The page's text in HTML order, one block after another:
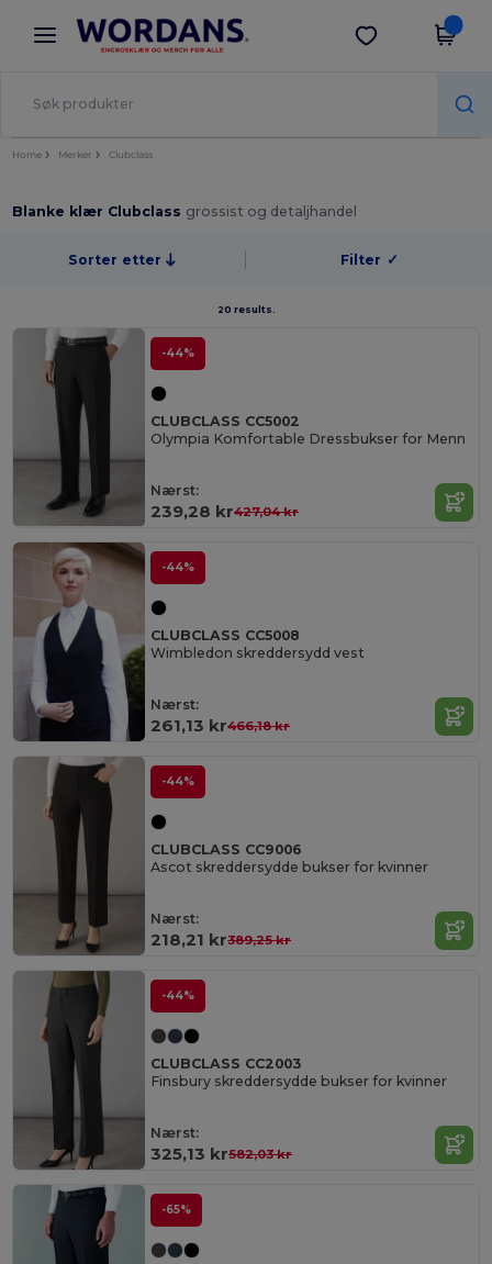
× Wordans-app
Bedre priser i appen!
Last ned app
Home Merker Clubclass
Blanke klær Clubclass grossist og detaljhandel
Sorter etter Filter ✓
20 results.
-44%
CLUBCLASS CC5002
Olympia Komfortable Dressbukser for Menn
Nærst:
239,28 kr427,04 kr
-44%
CLUBCLASS CC5008
Wimbledon skreddersydd vest
Nærst:
261,13 kr466,18 kr
-44%
CLUBCLASS CC9006
Ascot skreddersydde bukser for kvinner
Nærst:
218,21 kr389,25 kr
-44%
CLUBCLASS CC2003
Finsbury skreddersydde bukser for kvinner
Nærst:
325,13 kr582,03 kr
-65%